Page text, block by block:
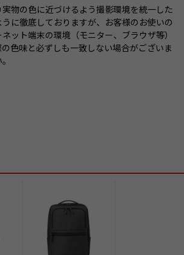
物の色に近づけるよう撮影環境を統一した
に徹底しておりますが、お客様のお使いの
ット端末の環境（モニター、ブラウザ等）
色味と必ずしも一致しない場合がございま